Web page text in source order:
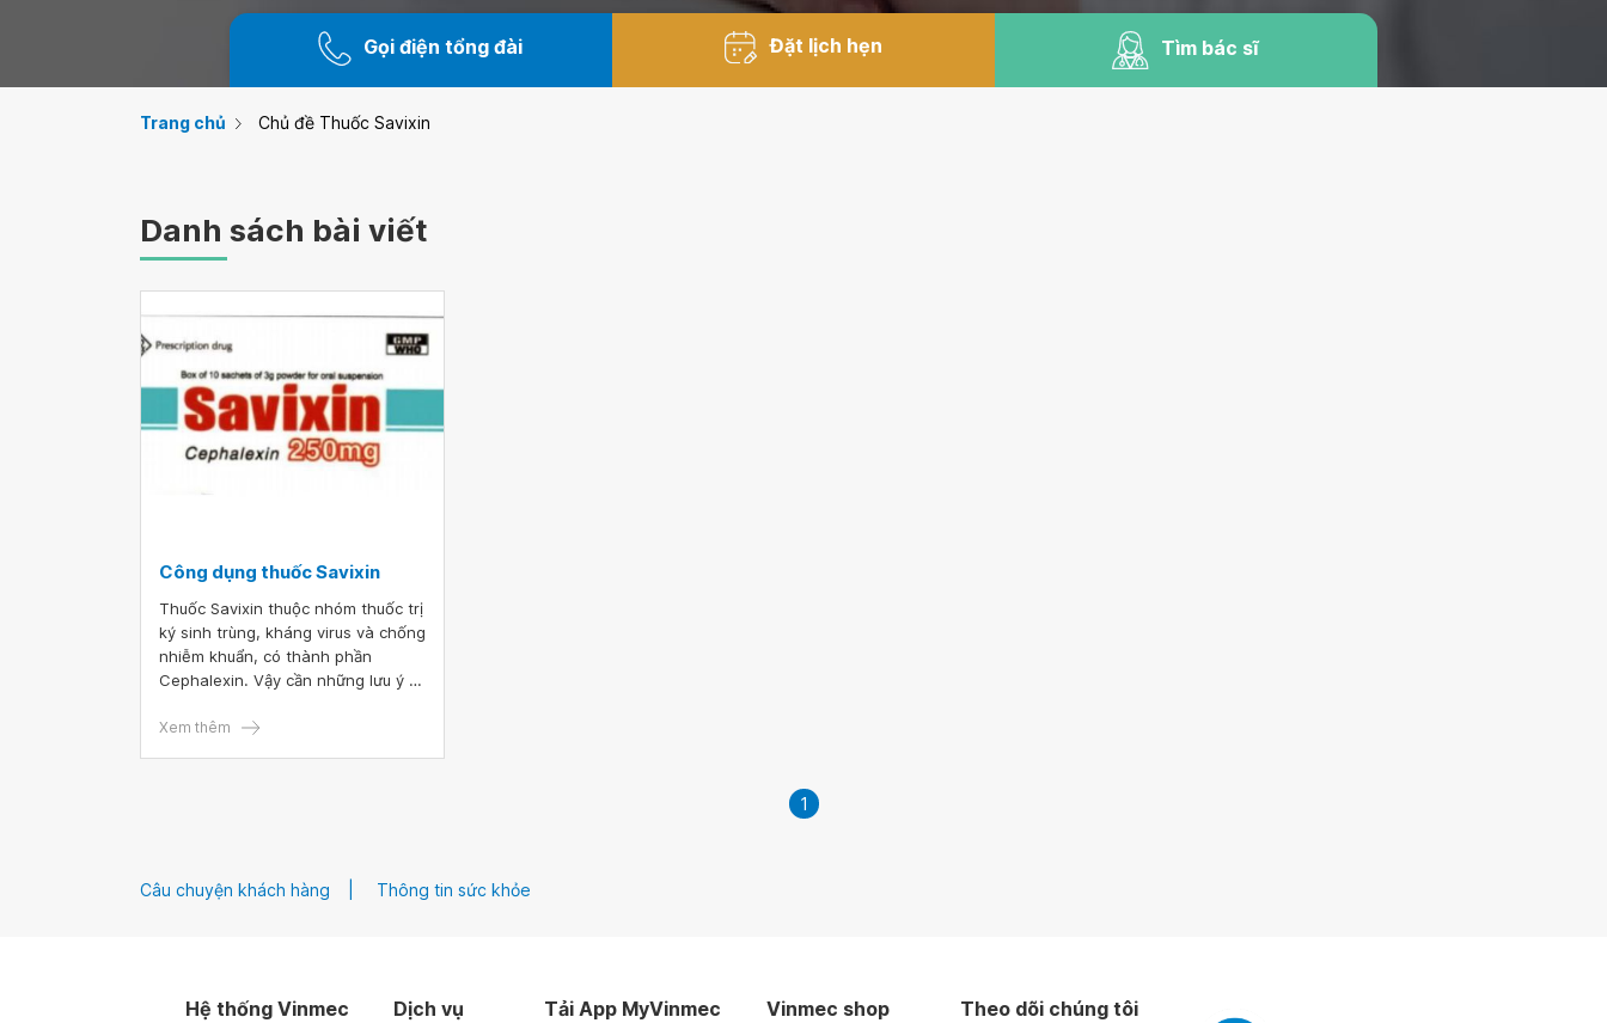
Gọi điện tổng đài Đặt lịch hẹn Tìm bác sĩ
Trang chủ Chủ đề Thuốc Savixin
Danh sách bài viết
Công dụng thuốc Savixin
Thuốc Savixin thuộc nhóm thuốc trị
ký sinh trùng, kháng virus và chống
nhiễm khuẩn, có thành phần
Cephalexin. Vậy cần những lưu ý gì
tìm hiểu thông tin về thuốc Savixin
Xem thêm
1
Câu chuyện khách hàng Thông tin sức khỏe
Hệ thống Vinmec Dịch vụ Tải App MyVinmec Vinmec shop Theo dõi chúng tôi